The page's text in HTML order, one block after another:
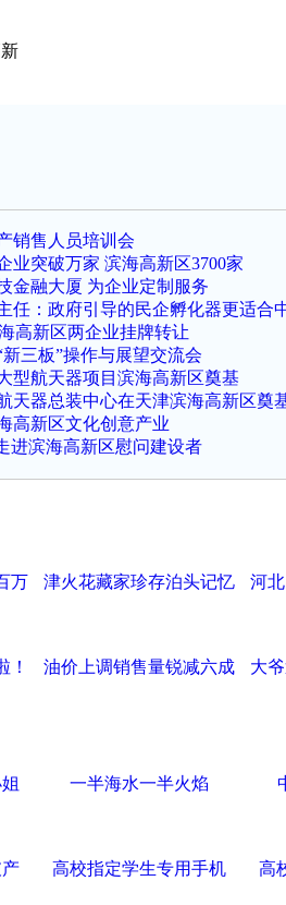
销售人员培训会
业突破万家 滨海高新区3700家
金融大厦 为企业定制服务
任：政府引导的民企孵化器更适合
高新区两企业挂牌转让
三板”操作与展望交流会
型航天器项目滨海高新区奠基
天器总装中心在天津滨海高新区奠
高新区文化创意产业
进滨海高新区慰问建设者
万 津火花藏家珍存泊头记忆 河
！ 油价上调销售量锐减六成 大
一半海水一半火焰
高校指定学生专用手机 高